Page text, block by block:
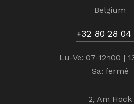
Belgium
+32 80 28 04
Lu-Ve: 07-12h00 |
Sa: fermé
2, Am Hock